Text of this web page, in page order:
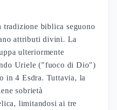
biblica seguono
attributi divini. La
ulteriormente
Uriele ("fuoco di Dio")
in 4 Esdra. Tuttavia, la
sobrietà
limitandosi ai tre